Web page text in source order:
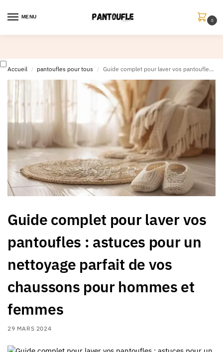
MENU
0
Accueil / pantoufles pour tous / Guide complet pour laver vos pantoufles : astuces pour un nettoyage parfait de vos chaussons pour hommes et femmes
Guide complet pour laver vos
pantoufles : astuces pour un
nettoyage parfait de vos
chaussons pour hommes et
femmes
29 MARS 2024